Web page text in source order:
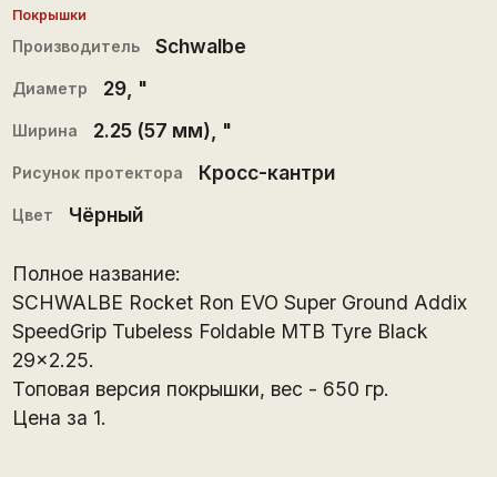
Покрышки
Производитель Schwalbe
Диаметр 29, "
Ширина 2.25 (57 мм) , "
Рисунок протектора Кросс-кантри
Цвет Чёрный
Полное название:
SCHWALBE Rocket Ron EVO Super Ground Addix
SpeedGrip Tubeless Foldable MTB Tyre Black
29x2.25.
Топовая версия покрышки, вес - 650 гр.
Цена за 1.